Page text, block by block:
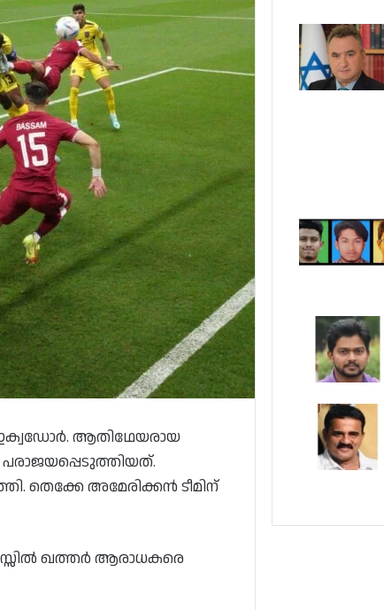
ഇക്വഡോർ. ആതിഥേയരായ
തെക്കേ അമേരിക്കൻ ടീമിന്
ഖത്തർ ആരാധകരെ